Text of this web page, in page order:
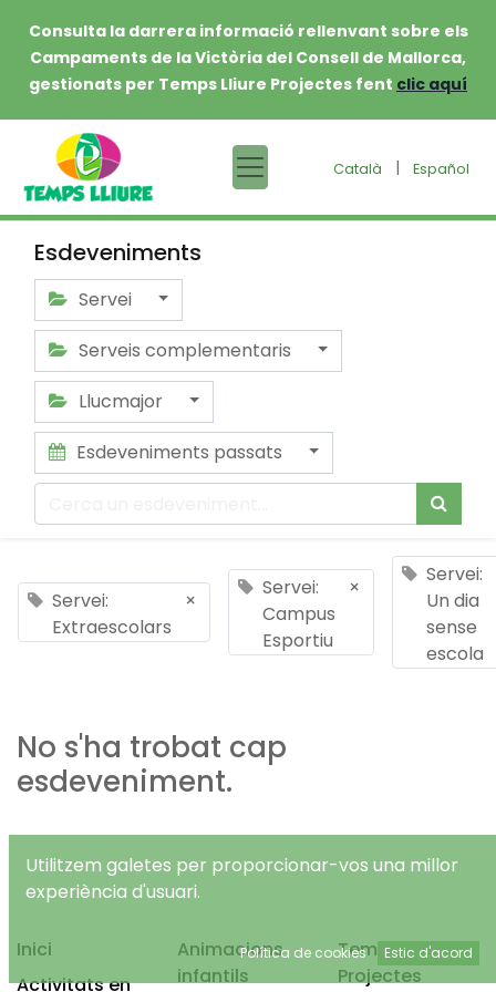
Consulta la darrera informació rellenvant sobre els
Campaments de la Victòria del Consell de Mallorca,
gestionats per Temps Lliure Projectes fent clic aquí
Català | Español
Esdeveniments
Servei
Serveis complementaris
Llucmajor
Esdeveniments passats
Servei:
Extraescolars
×
Servei:
Campus
Esportiu
×
Servei:
Un dia
sense
escola
No s'ha trobat cap
esdeveniment.
Inici
Activitats en
Animacions
infantils
Temps Lliure
Projectes
Utilitzem galetes per proporcionar-vos una millor
experiència d'usuari.
Política de cookies Estic d'acord